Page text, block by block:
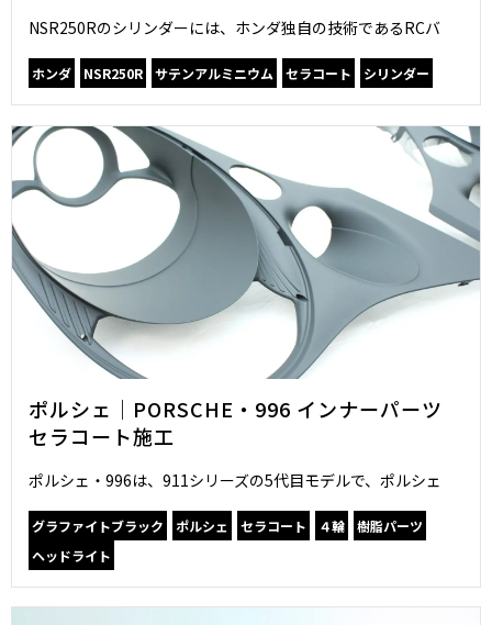
NSR250Rのシリンダーには、ホンダ独自の技術であるRCバ
ホンダ NSR250R サテンアルミニウム セラコート シリンダー
ポルシェ｜PORSCHE・996 インナーパーツ
セラコート施工
ポルシェ・996は、911シリーズの5代目モデルで、ポルシェ
グラファイトブラック ポルシェ セラコート ４輪
樹脂パーツ
ヘッドライト